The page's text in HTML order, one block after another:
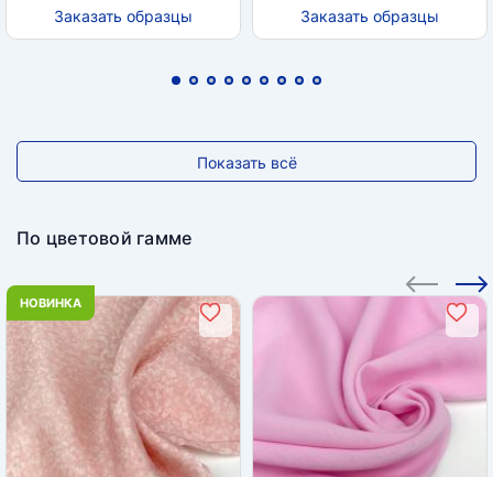
Заказать образцы Заказать образцы
Показать всё
По цветовой гамме
НОВИНКА